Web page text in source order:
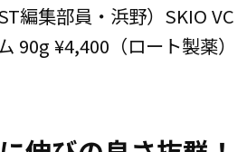
編集部員・浜野）SKIO VC
90g ¥4,400（ロート製薬）